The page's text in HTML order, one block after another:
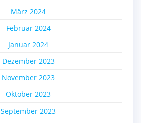
März 2024
Februar 2024
Januar 2024
Dezember 2023
November 2023
Oktober 2023
September 2023